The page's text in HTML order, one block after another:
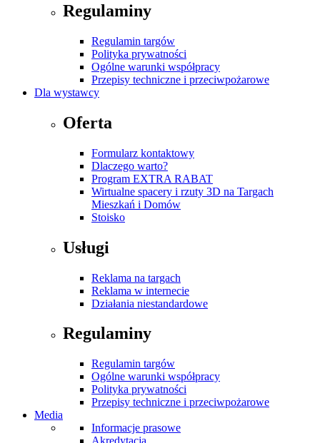
Regulaminy
Regulamin targów
Polityka prywatności
Ogólne warunki współpracy
Przepisy techniczne i przeciwpożarowe
Dla wystawcy
Oferta
Formularz kontaktowy
Dlaczego warto?
Program EXTRA RABAT
Wirtualne spacery i rzuty 3D na Targach
Mieszkań i Domów
Stoisko
Usługi
Reklama na targach
Reklama w internecie
Działania niestandardowe
Regulaminy
Regulamin targów
Ogólne warunki współpracy
Polityka prywatności
Przepisy techniczne i przeciwpożarowe
Media
Informacje prasowe